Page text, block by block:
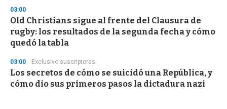
03:00
Old Christians sigue al frente del Clausura de
rugby: los resultados de la segunda fecha y cómo
quedó la tabla
03:00 Exclusivo suscriptores
Los secretos de cómo se suicidó una República, y
cómo dio sus primeros pasos la dictadura nazi